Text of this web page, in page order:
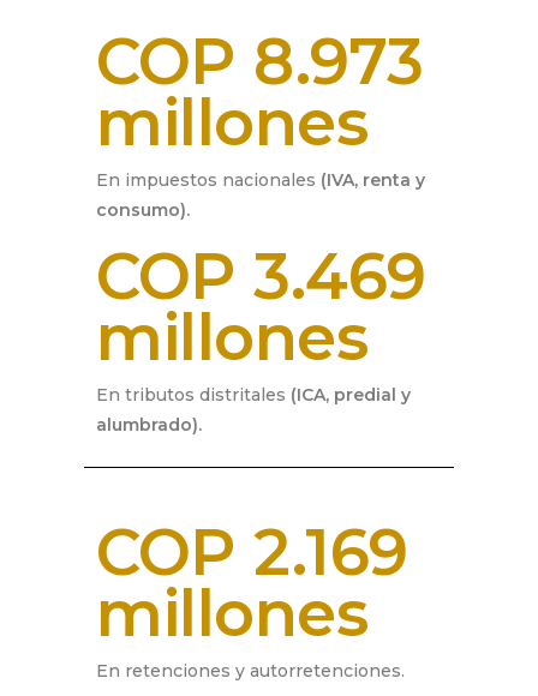
COP 8.973
millones
En impuestos nacionales (IVA, renta y
consumo).
COP 3.469
millones
En tributos distritales (ICA, predial y
alumbrado).
COP 2.169
millones
En retenciones y autorretenciones.